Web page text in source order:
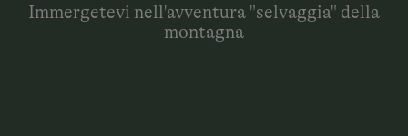
Immergetevi nell'avventura "selvaggia" della
montagna